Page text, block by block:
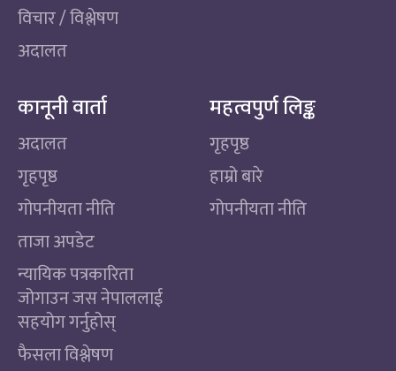
विचार / विश्लेषण
अदालत
कानूनी वार्ता
अदालत
गृहपृष्ठ
गोपनीयता नीति
ताजा अपडेट
न्यायिक पत्रकारिता
जोगाउन जस नेपाललाई
सहयोग गर्नुहोस्
फैसला विश्लेषण
महत्वपुर्ण लिङ्क
गृहपृष्ठ
हाम्रो बारे
गोपनीयता नीति